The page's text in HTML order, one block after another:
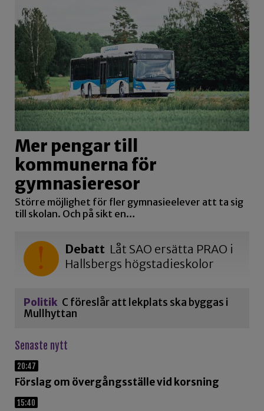
Mer pengar till
kommunerna för
gymnasieresor
Större möjlighet för fler gymnasieelever att ta sig
till skolan. Och på sikt en…
Debatt Låt SAO ersätta PRAO i
Hallsbergs högstadieskolor
Politik C föreslår att lekplats ska byggas i
Mullhyttan
Senaste nytt
20:47
Förslag om övergångsställe vid korsning
15:40